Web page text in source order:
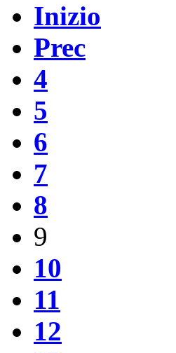
Inizio
Prec
4
5
6
7
8
9
10
11
12